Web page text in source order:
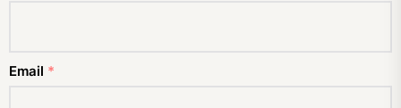
Email *